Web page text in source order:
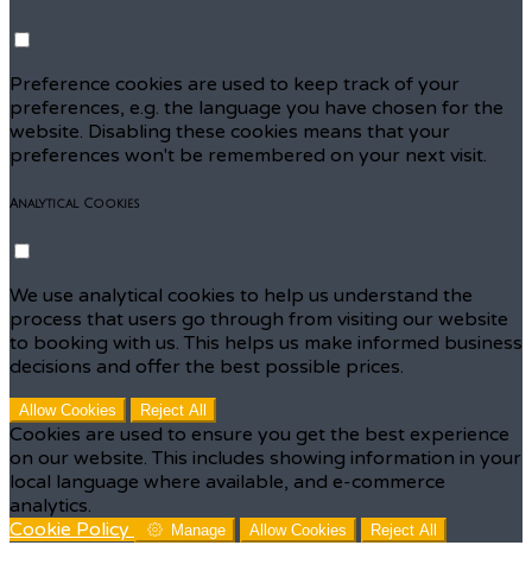
Preference cookies are used to keep track of your
preferences, e.g. the language you have chosen for the
website. Disabling these cookies means that your
preferences won't be remembered on your next visit.
Analytical Cookies
We use analytical cookies to help us understand the
process that users go through from visiting our website
to booking with us. This helps us make informed business
decisions and offer the best possible prices.
Allow Cookies Reject All
Cookies are used to ensure you get the best experience
on our website. This includes showing information in your
local language where available, and e-commerce
analytics.
Cookie Policy
Manage Allow Cookies Reject All